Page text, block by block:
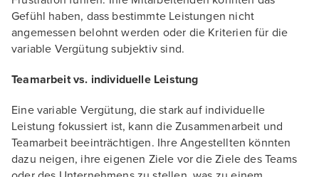
Gefühl haben, dass bestimmte Leistungen nicht
angemessen belohnt werden oder die Kriterien für die
variable Vergütung subjektiv sind.
Teamarbeit vs. individuelle Leistung
Eine variable Vergütung, die stark auf individuelle
Leistung fokussiert ist, kann die Zusammenarbeit und
Teamarbeit beeinträchtigen. Ihre Angestellten könnten
dazu neigen, ihre eigenen Ziele vor die Ziele des Teams